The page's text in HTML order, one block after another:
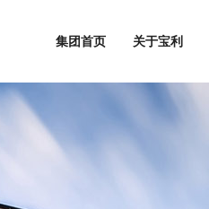
集团首页 关于宝利